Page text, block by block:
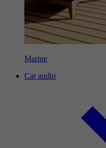
Marine
Car audio